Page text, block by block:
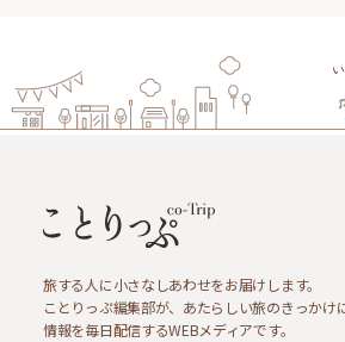
旅する人に小さなしあわせをお届けします。
ことりっぷ編集部が、あたらしい旅のきっかけ
情報を毎日配信するWEBメディアです。